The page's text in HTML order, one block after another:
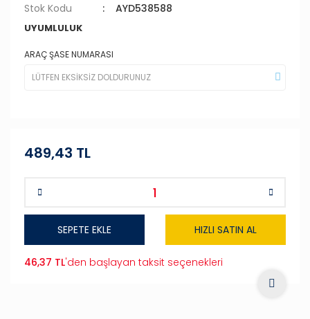
Stok Kodu
AYD538588
UYUMLULUK
ARAÇ ŞASE NUMARASI
489,43 TL
SEPETE EKLE HIZLI SATIN AL
46,37 TL'den başlayan taksit seçenekleri